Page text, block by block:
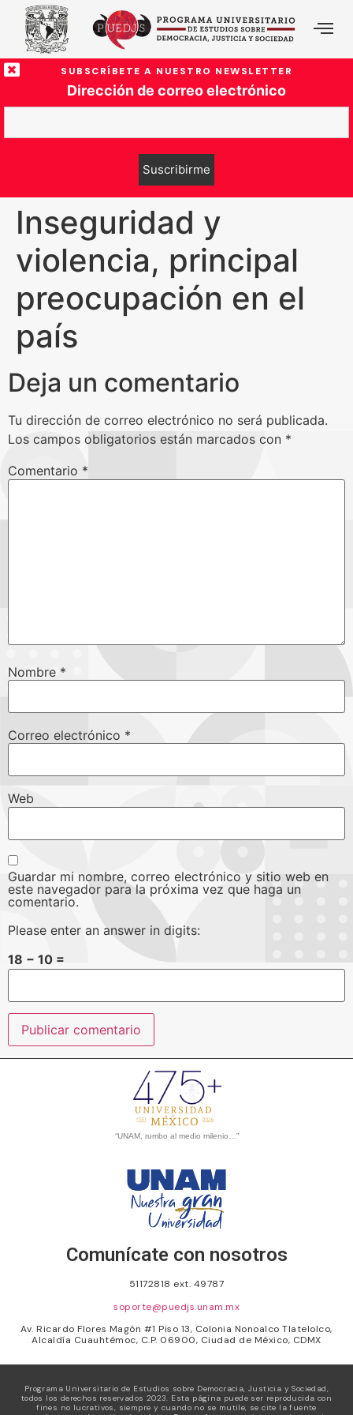
SUBSCRÍBETE A NUESTRO NEWSLETTER
Dirección de correo electrónico
Inseguridad y
violencia, principal
preocupación en el
país
Deja un comentario
Tu dirección de correo electrónico no será publicada.
Los campos obligatorios están marcados con *
Comentario *
Nombre *
Correo electrónico *
Web
Guardar mi nombre, correo electrónico y sitio web en
este navegador para la próxima vez que haga un
comentario.
Please enter an answer in digits:
18 − 10 =
“UNAM, rumbo al medio milenio…”
Comunícate con nosotros
51172818 ext. 49787
soporte@puedjs.unam.mx
Av. Ricardo Flores Magón #1 Piso 13, Colonia Nonoalco Tlatelolco,
Alcaldía Cuauhtémoc, C.P. 06900, Ciudad de México, CDMX
Programa Universitario de Estudios sobre Democracia, Justicia y Sociedad,
todos los derechos reservados 2023. Esta página puede ser reproducida con
fines no lucrativos, siempre y cuando no se mutile, se cite la fuente